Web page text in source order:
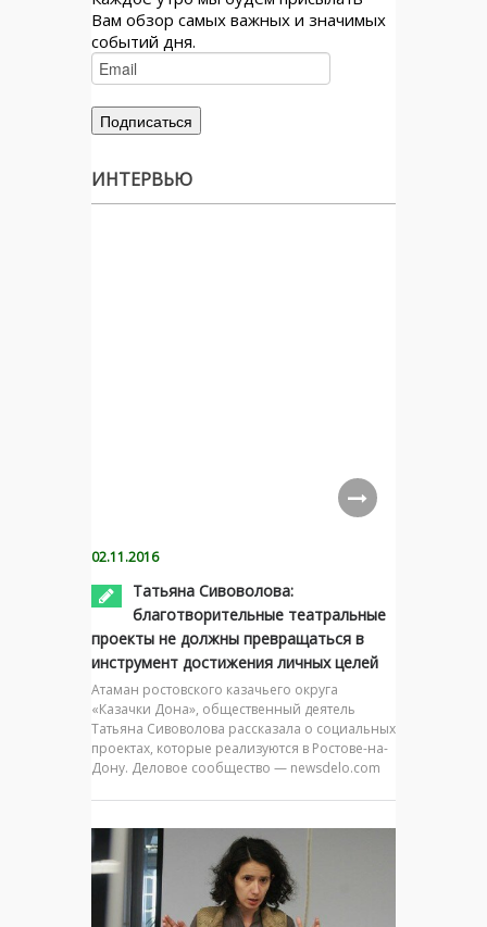
Вам обзор самых важных и значимых
событий дня.
ИНТЕРВЬЮ
02.11.2016
Татьяна Сивоволова:
благотворительные театральные
проекты не должны превращаться в
инструмент достижения личных целей
Атаман ростовского казачьего округа
«Казачки Дона», общественный деятель
Татьяна Сивоволова рассказала о социальных
проектах, которые реализуются в Ростове-на-
Дону. Деловое сообщество — newsdelo.com